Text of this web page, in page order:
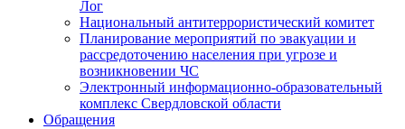
Лог
Национальный антитеррористический комитет
Планирование мероприятий по эвакуации и
рассредоточению населения при угрозе и
возникновении ЧС
Электронный информационно-образовательный
комплекс Свердловской области
Обращения